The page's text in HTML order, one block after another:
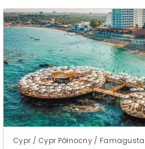
Cypr / Cypr Północny /